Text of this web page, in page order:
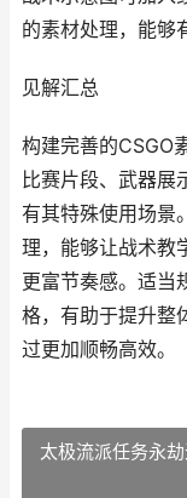
的素材处理，能够
见解汇总
构建完善的CSGO
比赛片段、武器展
有其特殊使用场景
理，能够让战术教
更富节奏感。适当
格，有助于提升整
过更加顺畅高效。
太极流派任务永